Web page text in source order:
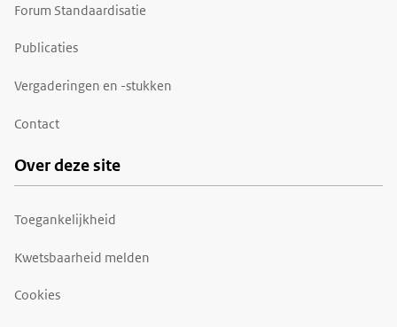
Forum Standaardisatie
Publicaties
Vergaderingen en -stukken
Contact
Over deze site
Toegankelijkheid
Kwetsbaarheid melden
Cookies